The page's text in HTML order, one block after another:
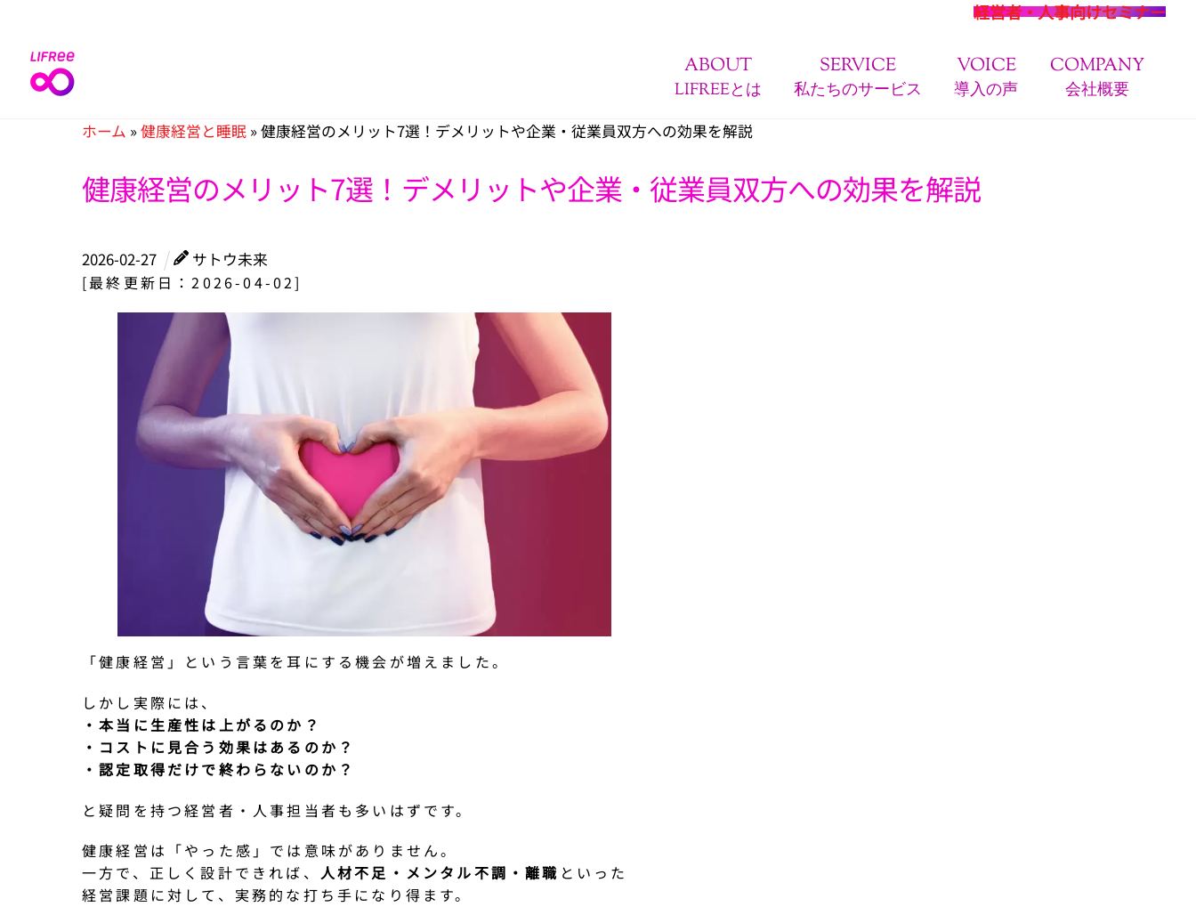
content
経営者・人事向けセミナー
ABOUT
LIFREEとは
SERVICE
私たちのサービス
VOICE
導入の声
COMPANY
会社概要
ホーム »健康経営と睡眠 »健康経営のメリット7選！デメリットや企業・従業員双方への効果を解説
健康経営のメリット7選！デメリットや企業・従業員双方への効果を解説
2026-02-27
サトウ未来
[最終更新日：2026-04-02]
「健康経営」という言葉を耳にする機会が増えました。
しかし実際には、
・本当に生産性は上がるのか？
・コストに見合う効果はあるのか？
・認定取得だけで終わらないのか？
と疑問を持つ経営者・人事担当者も多いはずです。
健康経営は「やった感」では意味がありません。
一方で、正しく設計できれば、 人材不足・メンタル不調・離職 といった
経営課題に対して、実務的な打ち手になり得ます。